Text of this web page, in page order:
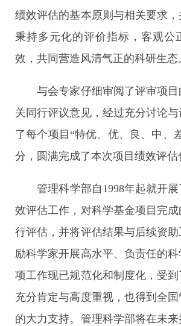
绩效评估的基本原则与相关要求
秉持多元化的评价指标，客观公
效，共同营造风清气正的科研生态
与会专家仔细审阅了评审项目
关同行评议意见，经过充分讨论
了每个项目“特优、优、良、中、
分，圆满完成了本次项目绩效评估
管理科学部自1998年起就开展
效评估工作，对科学基金项目完
行评估，并将评估结果与后续资
励科学家开展高水平、负责任的
项工作现已规范化和制度化，受
充分肯定与高度重视，也得到全
的大力支持。管理科学部将在未